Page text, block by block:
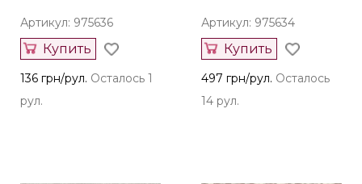
Артикул: 975636
Купить
136 грн/рул. Осталось 1
рул.
Артикул: 975634
Купить
497 грн/рул. Осталось
14 рул.